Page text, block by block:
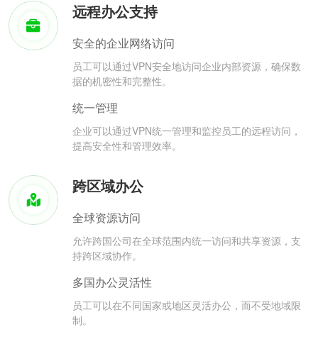
远程办公支持
安全的企业网络访问
员工可以通过VPN安全地访问企业内部资源，确保数
据的机密性和完整性。
统一管理
企业可以通过VPN统一管理和监控员工的远程访问，
提高安全性和管理效率。
跨区域办公
全球资源访问
允许跨国公司在全球范围内统一访问和共享资源，支
持跨区域协作。
多国办公灵活性
员工可以在不同国家或地区灵活办公，而不受地域限
制。